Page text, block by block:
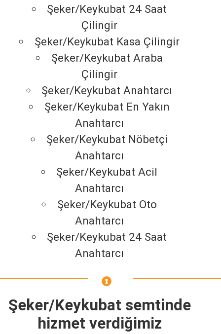
Şeker/Keykubat 24 Saat
Çilingir
Şeker/Keykubat Kasa Çilingir
Şeker/Keykubat Araba
Çilingir
Şeker/Keykubat Anahtarcı
Şeker/Keykubat En Yakın
Anahtarcı
Şeker/Keykubat Nöbetçi
Anahtarcı
Şeker/Keykubat Acil
Anahtarcı
Şeker/Keykubat Oto
Anahtarcı
Şeker/Keykubat 24 Saat
Anahtarcı
Şeker/Keykubat semtinde
hizmet verdiğimiz